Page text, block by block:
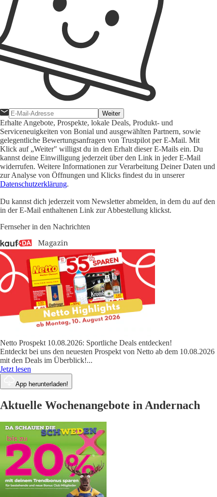
Weiter
Erhalte Angebote, Prospekte, lokale Deals, Produkt- und
Serviceneuigkeiten von Bonial und ausgewählten Partnern, sowie
gelegentliche Bewertungsanfragen von Trustpilot per E-Mail. Mit
Klick auf „Weiter" willigst du in den Erhalt dieser E-Mails ein. Du
kannst deine Einwilligung jederzeit über den Link in jeder E-Mail
widerrufen. Weitere Informationen zur Verarbeitung Deiner Daten und
zur Analyse von Öffnungen und Klicks findest du in unserer
Datenschutzerklärung.
Du kannst dich jederzeit vom Newsletter abmelden, in dem du auf den
in der E-Mail enthaltenen Link zur Abbestellung klickst.
Fernseher in den Nachrichten
Netto Prospekt 10.08.2026: Sportliche Deals entdecken!
Entdeckt bei uns den neuesten Prospekt von Netto ab dem 10.08.2026
mit den Deals im Überblick!...
Jetzt lesen
App herunterladen!
Aktuelle Wochenangebote in Andernach